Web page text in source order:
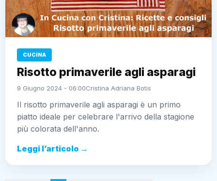
CUCINA
Risotto primaverile agli asparagi
9 Giugno 2024 - 06:00Cristina Adriana Botis
Il risotto primaverile agli asparagi è un primo
piatto ideale per celebrare l'arrivo della stagione
più colorata dell'anno.
Leggi l’articolo →